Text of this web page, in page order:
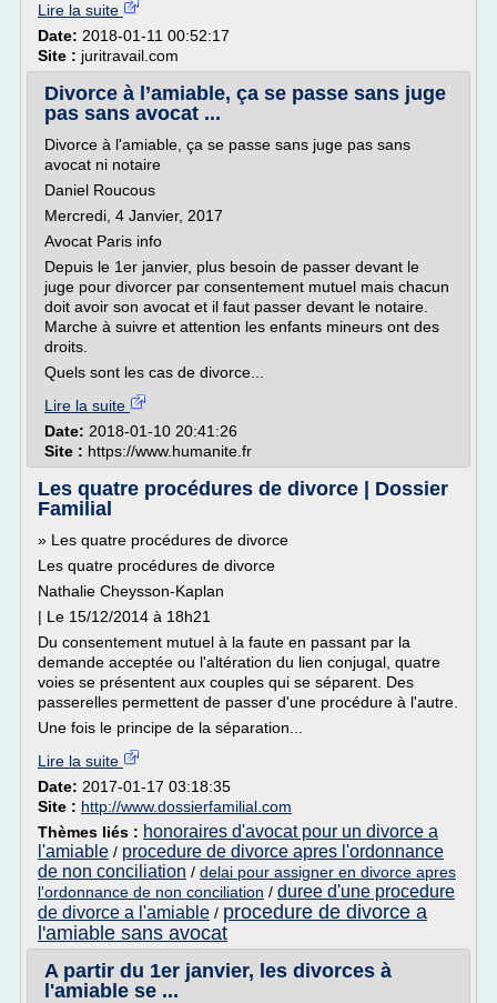
Lire la suite
Date: 2018-01-11 00:52:17
Site : juritravail.com
Divorce à l’amiable, ça se passe sans juge
pas sans avocat ...
Divorce à l'amiable, ça se passe sans juge pas sans
avocat ni notaire
Daniel Roucous
Mercredi, 4 Janvier, 2017
Avocat Paris info
Depuis le 1er janvier, plus besoin de passer devant le
juge pour divorcer par consentement mutuel mais chacun
doit avoir son avocat et il faut passer devant le notaire.
Marche à suivre et attention les enfants mineurs ont des
droits.
Quels sont les cas de divorce...
Lire la suite
Date: 2018-01-10 20:41:26
Site : https://www.humanite.fr
Les quatre procédures de divorce | Dossier
Familial
» Les quatre procédures de divorce
Les quatre procédures de divorce
Nathalie Cheysson-Kaplan
| Le 15/12/2014 à 18h21
Du consentement mutuel à la faute en passant par la
demande acceptée ou l'altération du lien conjugal, quatre
voies se présentent aux couples qui se séparent. Des
passerelles permettent de passer d'une procédure à l'autre.
Une fois le principe de la séparation...
Lire la suite
Date: 2017-01-17 03:18:35
Site : http://www.dossierfamilial.com
Thèmes liés : honoraires d'avocat pour un divorce a
l'amiable / procedure de divorce apres l'ordonnance
de non conciliation / delai pour assigner en divorce apres
l'ordonnance de non conciliation / duree d'une procedure
de divorce a l'amiable / procedure de divorce a
l'amiable sans avocat
A partir du 1er janvier, les divorces à
l'amiable se ...